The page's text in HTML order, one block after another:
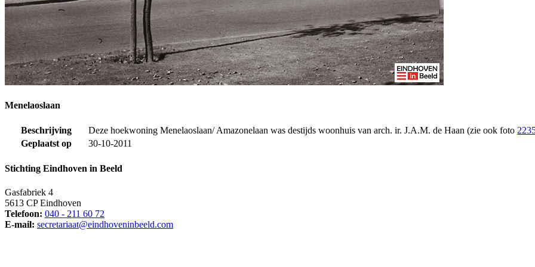
Menelaoslaan
Beschrijving Deze hoekwoning Menelaoslaan/ Amazonelaan was destijds woonhuis van arch. ir. J.A.M. de Haan (zie ook foto
Geplaatst op
30-10-2011
Stichting Eindhoven in Beeld
Gasfabriek 4
5613 CP Eindhoven
Telefoon: 040 - 211 60 72
E-mail: secretariaat@eindhoveninbeeld.com